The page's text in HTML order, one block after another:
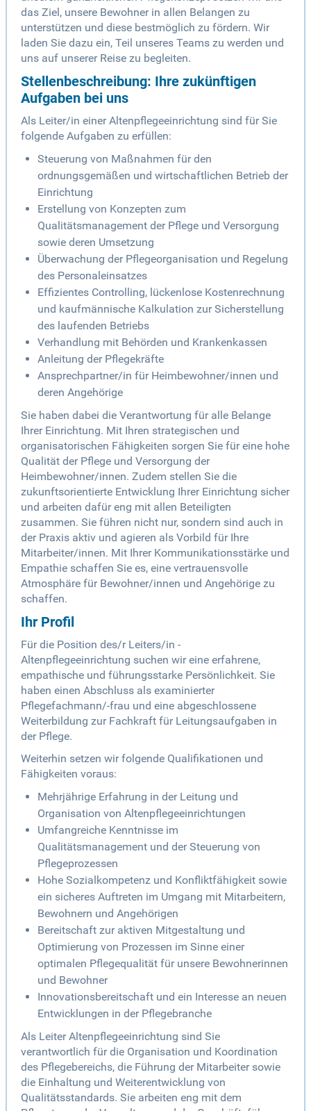
das Ziel, unsere Bewohner in allen Belangen zu
unterstützen und diese bestmöglich zu fördern. Wir
laden Sie dazu ein, Teil unseres Teams zu werden und
uns auf unserer Reise zu begleiten.
Stellenbeschreibung: Ihre zukünftigen
Aufgaben bei uns
Als Leiter/in einer Altenpflegeeinrichtung sind für Sie
folgende Aufgaben zu erfüllen:
Steuerung von Maßnahmen für den
ordnungsgemäßen und wirtschaftlichen Betrieb der
Einrichtung
Erstellung von Konzepten zum
Qualitätsmanagement der Pflege und Versorgung
sowie deren Umsetzung
Überwachung der Pflegeorganisation und Regelung
des Personaleinsatzes
Effizientes Controlling, lückenlose Kostenrechnung
und kaufmännische Kalkulation zur Sicherstellung
des laufenden Betriebs
Verhandlung mit Behörden und Krankenkassen
Anleitung der Pflegekräfte
Ansprechpartner/in für Heimbewohner/innen und
deren Angehörige
Sie haben dabei die Verantwortung für alle Belange
Ihrer Einrichtung. Mit Ihren strategischen und
organisatorischen Fähigkeiten sorgen Sie für eine hohe
Qualität der Pflege und Versorgung der
Heimbewohner/innen. Zudem stellen Sie die
zukunftsorientierte Entwicklung Ihrer Einrichtung sicher
und arbeiten dafür eng mit allen Beteiligten
zusammen. Sie führen nicht nur, sondern sind auch in
der Praxis aktiv und agieren als Vorbild für Ihre
Mitarbeiter/innen. Mit Ihrer Kommunikationsstärke und
Empathie schaffen Sie es, eine vertrauensvolle
Atmosphäre für Bewohner/innen und Angehörige zu
schaffen.
Ihr Profil
Für die Position des/r Leiters/in -
Altenpflegeeinrichtung suchen wir eine erfahrene,
empathische und führungsstarke Persönlichkeit. Sie
haben einen Abschluss als examinierter
Pflegefachmann/-frau und eine abgeschlossene
Weiterbildung zur Fachkraft für Leitungsaufgaben in
der Pflege.
Weiterhin setzen wir folgende Qualifikationen und
Fähigkeiten voraus:
Mehrjährige Erfahrung in der Leitung und
Organisation von Altenpflegeeinrichtungen
Umfangreiche Kenntnisse im
Qualitätsmanagement und der Steuerung von
Pflegeprozessen
Hohe Sozialkompetenz und Konfliktfähigkeit sowie
ein sicheres Auftreten im Umgang mit Mitarbeitern,
Bewohnern und Angehörigen
Bereitschaft zur aktiven Mitgestaltung und
Optimierung von Prozessen im Sinne einer
optimalen Pflegequalität für unsere Bewohnerinnen
und Bewohner
Innovationsbereitschaft und ein Interesse an neuen
Entwicklungen in der Pflegebranche
Als Leiter Altenpflegeeinrichtung sind Sie
verantwortlich für die Organisation und Koordination
des Pflegebereichs, die Führung der Mitarbeiter sowie
die Einhaltung und Weiterentwicklung von
Qualitätsstandards. Sie arbeiten eng mit dem